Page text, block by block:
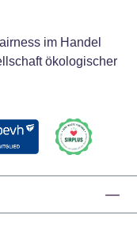
im Handel
ökologischer